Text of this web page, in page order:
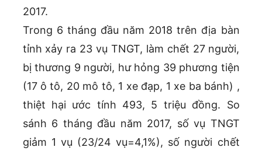
2017.
Trong 6 tháng đầu năm 2018 trên địa bàn
tỉnh xảy ra 23 vụ TNGT, làm chết 27 người,
bị thương 9 người, hư hỏng 39 phương tiện
(17 ô tô, 20 mô tô, 1 xe đạp, 1 xe ba bánh) ,
thiệt hại ước tính 493, 5 triệu đồng. So
sánh 6 tháng đầu năm 2017, số vụ TNGT
giảm 1 vụ (23/24 vụ=4,1%), số người chết